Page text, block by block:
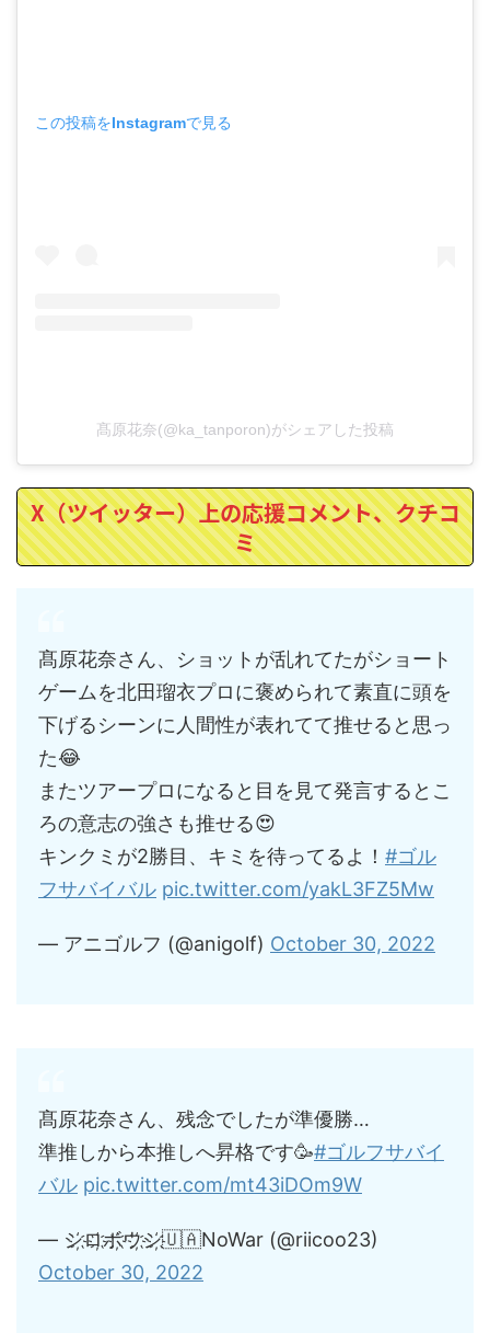
この投稿をInstagramで見る
髙原花奈(@ka_tanporon)がシェアした投稿
X（ツイッター）上の応援コメント、クチコ
ミ
髙原花奈さん、ショットが乱れてたがショート
ゲームを北田瑠衣プロに褒められて素直に頭を
下げるシーンに人間性が表れてて推せると思っ
た😂
またツアープロになると目を見て発言するとこ
ろの意志の強さも推せる😍
キンクミが2勝目、キミを待ってるよ！ #ゴル
フサバイバル pic.twitter.com/yakL3FZ5Mw
— アニゴルフ (@anigolf) October 30, 2022
髙原花奈さん、残念でしたが準優勝…
準推しから本推しへ昇格です🥳#ゴルフサバイ
バル pic.twitter.com/mt43iDOm9W
— シ҉ロ҉ボ҉ウ҉シ҉🇺🇦NoWar (@riicoo23)
October 30, 2022